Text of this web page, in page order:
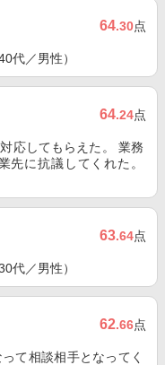
64.30点
代／男性）
64.24点
応してもらえた。 業務
先に抗議してくれた。
63.64点
代／男性）
62.66点
て相談相手となってく